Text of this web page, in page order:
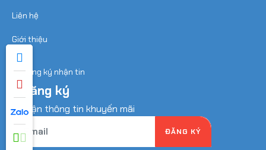
Liên hệ
Giới thiệu
Đăng ký
nhận thông tin khuyến mãi
ĐĂNG KÝ